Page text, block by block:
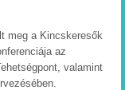
meg a Kincskeresők
az
valamint